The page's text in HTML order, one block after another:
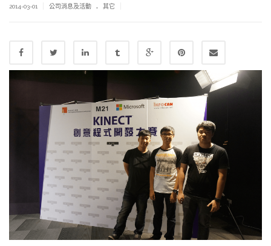
2014-03-01 公司消息及活動 . 其它